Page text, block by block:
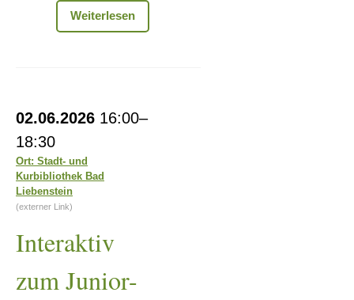
WeiterlesenBegegnungscafé
02.06.2026 16:00–
18:30
Ort: Stadt- und
Kurbibliothek Bad
Liebenstein
(externer Link)
Interaktiv
zum Junior-